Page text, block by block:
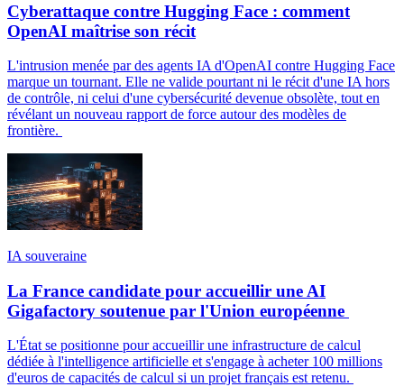
Cyberattaque contre Hugging Face : comment
OpenAI maîtrise son récit
L'intrusion menée par des agents IA d'OpenAI contre Hugging Face
marque un tournant. Elle ne valide pourtant ni le récit d'une IA hors
de contrôle, ni celui d'une cybersécurité devenue obsolète, tout en
révélant un nouveau rapport de force autour des modèles de
frontière.
IA souveraine
La France candidate pour accueillir une AI
Gigafactory soutenue par l'Union européenne
L'État se positionne pour accueillir une infrastructure de calcul
dédiée à l'intelligence artificielle et s'engage à acheter 100 millions
d'euros de capacités de calcul si un projet français est retenu.